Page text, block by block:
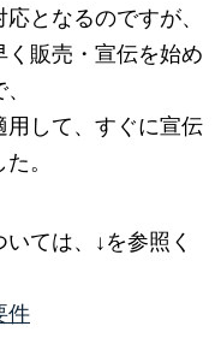
となるのですが、
く販売・宣伝を始め
用して、すぐに宣伝
。
ては、↓を参照く
件